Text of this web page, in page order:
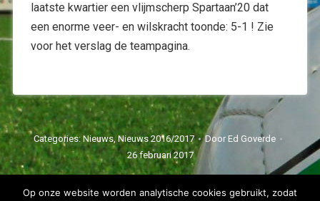
laatste kwartier een vlijmscherp Spartaan’20 dat
een enorme veer- en wilskracht toonde: 5-1 ! Zie
voor het verslag de teampagina.
Categories: Nieuws, Nieuws 2016/2017 Door Ed Goverde
26 februari 2017
Op onze website worden analytische cookies gebruikt, zodat